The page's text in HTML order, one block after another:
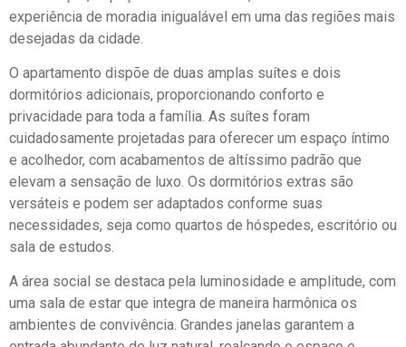
experiência de moradia inigualável em uma das regiões mais
desejadas da cidade.
O apartamento dispõe de duas amplas suítes e dois
dormitórios adicionais, proporcionando conforto e
privacidade para toda a família. As suítes foram
cuidadosamente projetadas para oferecer um espaço íntimo
e acolhedor, com acabamentos de altíssimo padrão que
elevam a sensação de luxo. Os dormitórios extras são
versáteis e podem ser adaptados conforme suas
necessidades, seja como quartos de hóspedes, escritório ou
sala de estudos.
A área social se destaca pela luminosidade e amplitude, com
uma sala de estar que integra de maneira harmônica os
ambientes de convivência. Grandes janelas garantem a